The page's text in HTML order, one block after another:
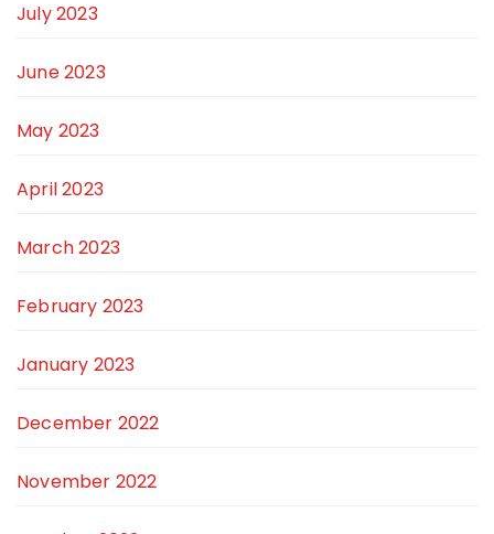
July 2023
June 2023
May 2023
April 2023
March 2023
February 2023
January 2023
December 2022
November 2022